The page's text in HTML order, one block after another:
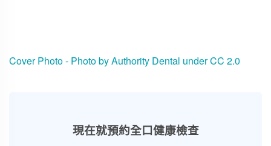
Cover Photo - Photo byAuthority Dental underCC 2.0
現在就預約全口健康檢查